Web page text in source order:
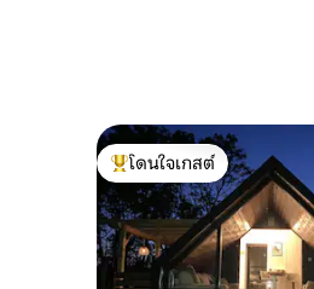
โดนใจเกสต์ที่สุด
โดนใจเกสต์